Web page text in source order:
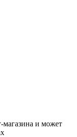
магазина и может